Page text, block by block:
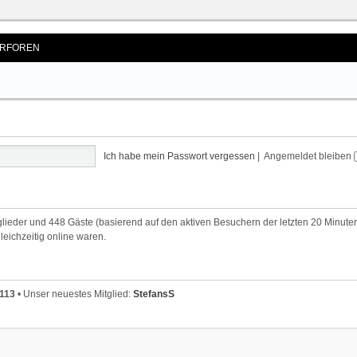
Ich habe mein Passwort vergessen Angemeldet bleiben
und 448 Gäste (basierend auf den aktiven Besuchern der letzten 20
online waren.
• Unser neuestes Mitglied: StefansS